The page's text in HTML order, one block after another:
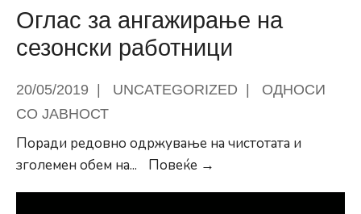
поддршка
на
активностите
прослава
јубилејот
Оглас за ангажирање на
сезонски работници
20/05/2019 UNCATEGORIZED
ОДНОСИ
СО ЈАВНОСТ
Поради редовно одржување на чистотата и
зголемен обем на... Повеќе →